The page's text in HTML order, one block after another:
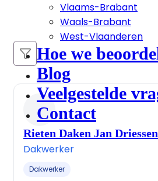
Vlaams-Brabant
Waals-Brabant
West-Vlaanderen
Hoe we
Blog
Veelgestelde
Contact
Rieten Daken Jan
Dakwerker
Dakwerker